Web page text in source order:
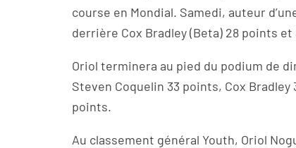
course en Mondial. Samedi, auteur
derrière Cox Bradley (Beta) 28 points
Oriol terminera au pied du podium de
Steven Coquelin 33 points, Cox
points.
Au classement général Youth, Oriol